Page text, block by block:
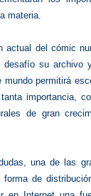
materia.
actual del cómic
desafío su archivo
permitirá
importancia,
de gran
una de las
de